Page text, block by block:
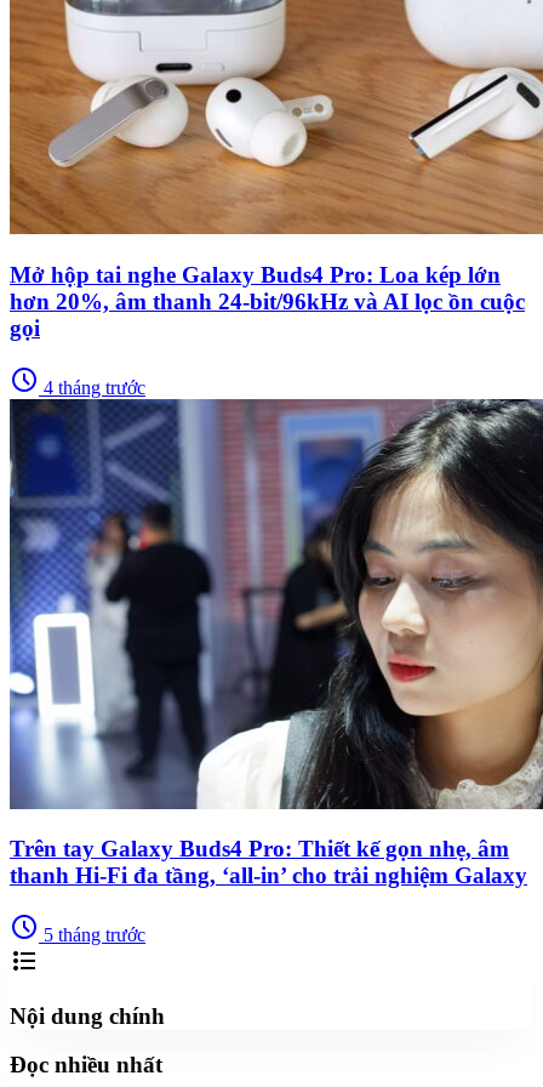
Mở hộp tai nghe Galaxy Buds4 Pro: Loa kép lớn
hơn 20%, âm thanh 24-bit/96kHz và AI lọc ồn cuộc
gọi
schedule 4 tháng trước
Trên tay Galaxy Buds4 Pro: Thiết kế gọn nhẹ, âm
thanh Hi-Fi đa tầng, ‘all-in’ cho trải nghiệm Galaxy
schedule 5 tháng trước
format_list_bulleted
Nội dung chính
Đọc nhiều nhất